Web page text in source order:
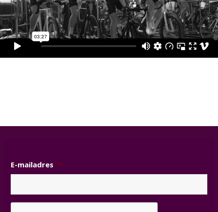
E-mailadres *